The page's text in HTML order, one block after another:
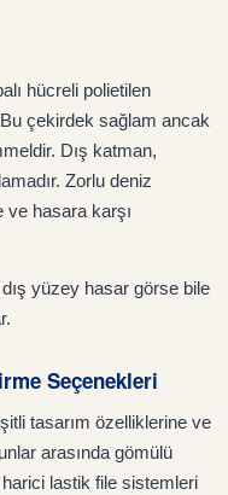
hücreli polietilen
çekirdek sağlam ancak
Dış katman,
Zorlu deniz
ve hasara karşı
yüzey hasar görse bile
Seçenekleri
tasarım özelliklerine ve
arasında gömülü
lastik file sistemleri